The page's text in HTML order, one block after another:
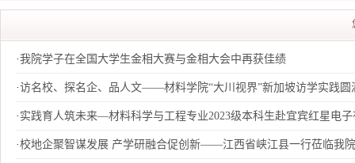
·我院学子在全国大学生金相大赛与金相大会中再获佳绩
·访名校、探名企、品人文——材料学院“大川视界”新加坡访学实践圆
· 实践育人筑未来—材料科学与工程专业2023级本科生赴宜宾红星电
·校地企聚智谋发展 产学研融合促创新——江西省峡江县一行莅临我